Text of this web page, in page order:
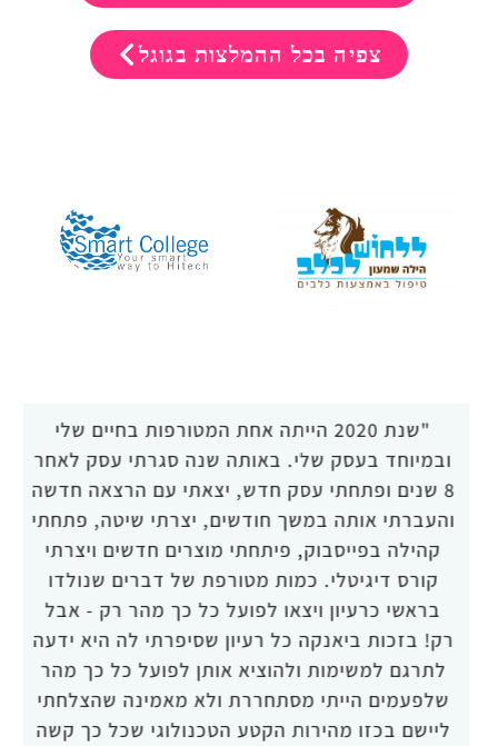
צפיה בכל ההמלצות בגוגל
"שנת 2020 הייתה אחת המטורפות בחיים שלי
ובמיוחד בעסק שלי. באותה שנה סגרתי עסק לאחר
8 שנים ופתחתי עסק חדש, יצאתי עם הרצאה חדשה
והעברתי אותה במשך חודשים, יצרתי שיטה, פתחתי
קהילה בפייסבוק, פיתחתי מוצרים חדשים ויצרתי
קורס דיגיטלי. כמות מטורפת של דברים שנולדו
בראשי כרעיון ויצאו לפועל כל כך מהר רק - אבל
רק! בזכות ביאנקה כל רעיון שסיפרתי לה היא ידעה
לתרגם למשימות ולהוציא אותן לפועל כל כך מהר
שלפעמים הייתי מסתחררת ולא מאמינה שהצלחתי
ליישם בכזו מהירות הקטע הטכנולוגי שכל כך קשה